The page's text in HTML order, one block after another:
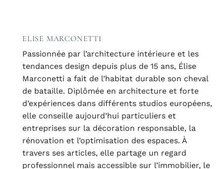
ELISE MARCONETTI
Passionnée par l’architecture intérieure et les
tendances design depuis plus de 15 ans, Élise
Marconetti a fait de l’habitat durable son cheval
de bataille. Diplômée en architecture et forte
d’expériences dans différents studios européens,
elle conseille aujourd’hui particuliers et
entreprises sur la décoration responsable, la
rénovation et l’optimisation des espaces. À
travers ses articles, elle partage un regard
professionnel mais accessible sur l’immobilier, le